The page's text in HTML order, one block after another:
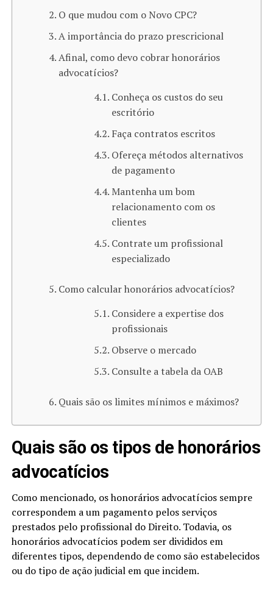
O que mudou com o Novo CPC?
A importância do prazo prescricional
Afinal, como devo cobrar honorários
advocatícios?
Conheça os custos do seu
escritório
Faça contratos escritos
Ofereça métodos alternativos
de pagamento
Mantenha um bom
relacionamento com os
clientes
Contrate um profissional
especializado
Como calcular honorários advocatícios?
Considere a expertise dos
profissionais
Observe o mercado
Consulte a tabela da OAB
Quais são os limites mínimos e máximos?
Quais são os tipos de honorários
advocatícios
Como mencionado, os honorários advocatícios sempre
correspondem a um pagamento pelos serviços
prestados pelo profissional do Direito. Todavia, os
honorários advocatícios podem ser divididos em
diferentes tipos, dependendo de como são estabelecidos
ou do tipo de ação judicial em que incidem.